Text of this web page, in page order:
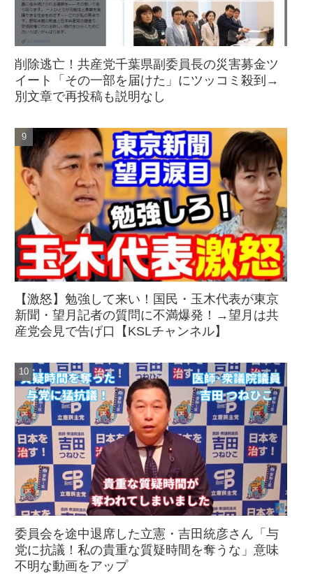
削除逃亡！共産党千葉県副委員長の災害募金ツ
イート「その一部を届けた」にツッコミ殺到→
別文章で再投稿も説明なし
【激怒】勉強して来い！国民・玉木代表が東京
新聞・望月記者の質問に不満爆発！→望月は共
産党会見で告げ口【KSLチャンネル】
委員会を途中退席した立憲・吉田統彦さん「与
党に抗議！私の貴重な質疑時間を奪うな」意味
不明な動画をアップ